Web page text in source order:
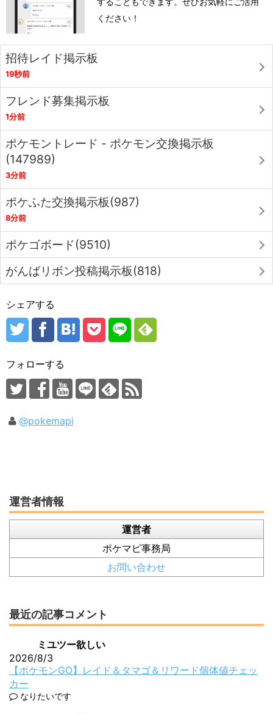
ください！
招待レイド掲示板
19秒前
フレンド募集掲示板
1分前
ポケモントレード - ポケモン交換掲示板
(147989)
3分前
ポケふた交換掲示板(987)
8分前
ポケゴボード(9510)
がんばリボン投稿掲示板(818)
シェアする
フォローする
@pokemapi
運営者情報
運営者
ポケマピ事務局
お問い合わせ
最近の記事コメント
ミユツー欲しい
2026/8/3
【ポケモンGO】レイド＆タマゴ＆リワード個体値チェッ
カー
なりたいです